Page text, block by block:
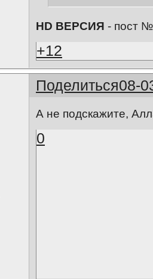
HD ВЕРСИЯ - пост
+12
Поделиться08-
А не подскажите,
0